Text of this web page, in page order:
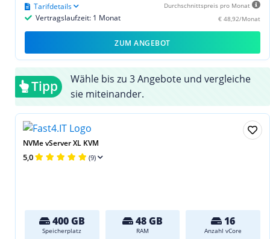
Durchschnittspreis pro Monat
€ 48,92/Monat
Vertragslaufzeit: 1 Monat
Tarifdetails
ZUM ANGEBOT
Tipp
Wähle bis zu 3 Angebote und vergleiche
sie miteinander.
NVMe vServer XL KVM
5,0 (9)
400 GB
Speicherplatz
48 GB
RAM
16
Anzahl vCore